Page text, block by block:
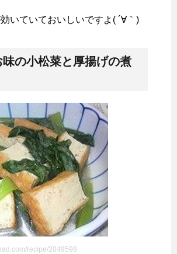
いていておいしいですよ( ´∀｀)
の小松菜と厚揚げの煮
recipe/2049598